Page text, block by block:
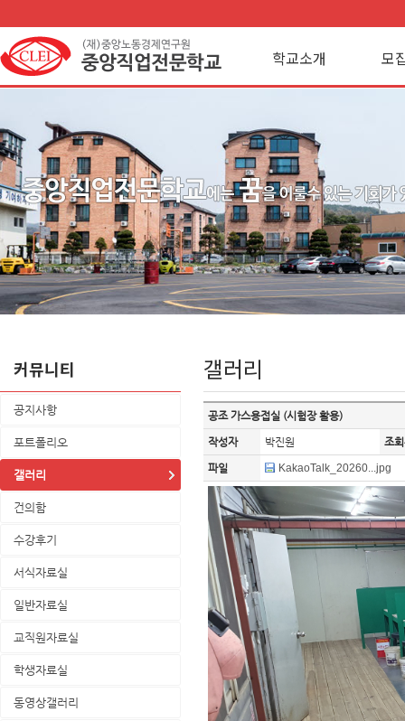
학교소개 모
커뮤니티
공지사항
포트폴리오
갤러리
건의함
수강후기
서식자료실
일반자료실
교직원자료실
학생자료실
동영상갤러리
갤러리
공조 가스용접실 (시험장 활용)
작성자 박진원 조
파일 KakaoTalk_20260...jpg